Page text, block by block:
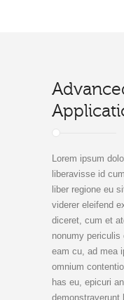
Lorem ipsum
liberavisse id
liber regione eu
viderer eleifend
diceret, cum et
nonumy periculis
eam cu, ad mea
omnium
has eu, epicuri
demonstraverunt